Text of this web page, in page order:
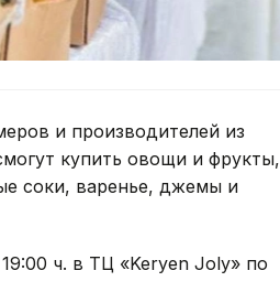
и производителей из
купить овощи и фрукты,
соки, варенье, джемы и
ч. в ТЦ «Keryen Joly» по